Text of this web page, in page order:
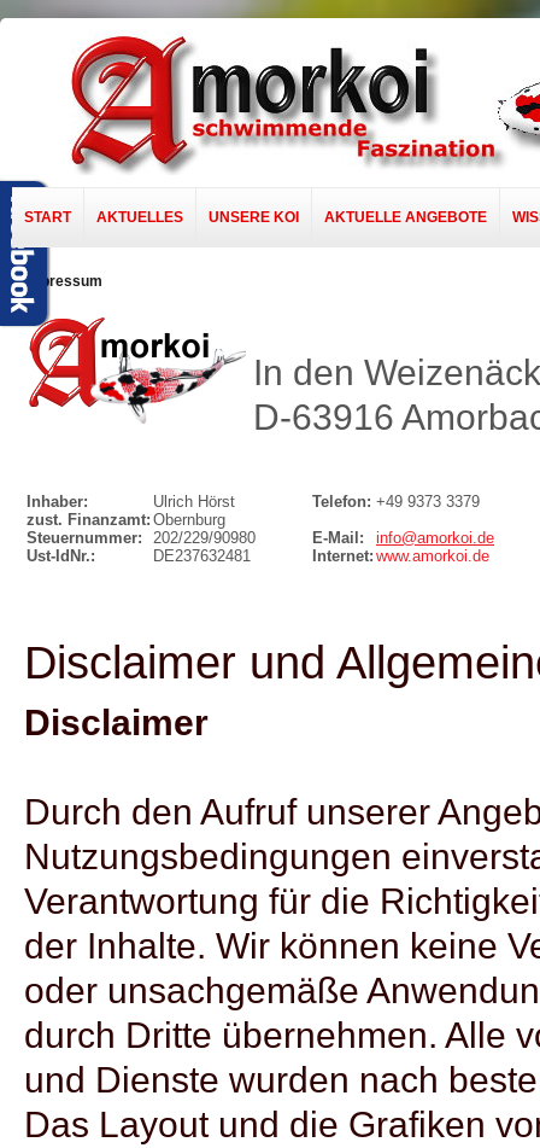
START AKTUELLES UNSERE KOI AKTUELLE ANGEBOTE
Impressum
In den
D-63916
Inhaber:
zust. Finanzamt:
Steuernummer:
Ust-IdNr.:
Ulrich Hörst
Obernburg
202/229/90980
DE237632481
Telefon:
E-Mail:
Internet:
+49 9373 3379
info@amorkoi.de
www.amorkoi.de
Disclaimer und
Disclaimer
Durch den Aufruf unserer
Nutzungsbedingungen
Verantwortung für die
der Inhalte. Wir können keine
oder unsachgemäße
durch Dritte übernehmen. Alle
und Dienste wurden nach
Das Layout und die Grafiken